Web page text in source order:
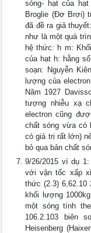
sóng- hạt của
Broglie (Đơ Brơi)
đã đề ra giả
như là một quá
hệ thức: h m:
của hạt h: hằng
soạn: Nguyễn
lượng của
Năm 1927
tượng nhiễu xạ
electron cũng
chất sóng vừa có
có giá trị rất lớn)
bỏ qua bản chất
9/26/2015 ví dụ
với vận tốc xấp
thức (2.3) 6,62.10
khối lượng
một sóng tính
106.2.103 biên
Heisenberg